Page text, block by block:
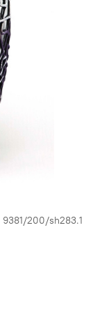
9381/200/sh283.1